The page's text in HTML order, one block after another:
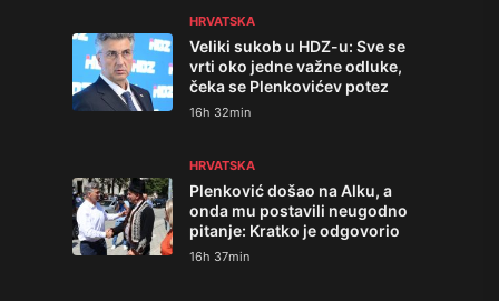
HRVATSKA
Veliki sukob u HDZ-u: Sve se
vrti oko jedne važne odluke,
čeka se Plenkovićev potez
16h 32min
HRVATSKA
Plenković došao na Alku, a
onda mu postavili neugodno
pitanje: Kratko je odgovorio
16h 37min